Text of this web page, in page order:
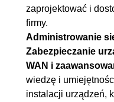
połączeniu trunk
2.10. Konfiguracja
jednoobszarowego
1.
2.11. Konfiguracja
jednoobszarowego
zaprojektować i
firmy.
Administrowanie
Zabezpieczanie
WAN i
wiedzę i
instalacji urządzeń,